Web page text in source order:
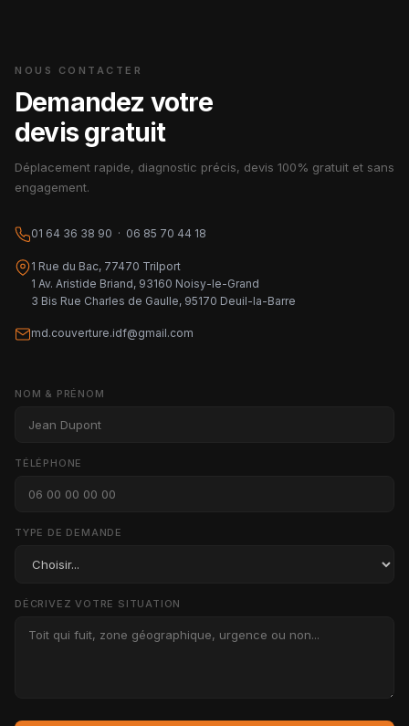
NOUS CONTACTER
Demandez votre
devis gratuit
Déplacement rapide, diagnostic précis, devis 100% gratuit et sans
engagement.
01 64 36 38 90 · 06 85 70 44 18
1 Rue du Bac, 77470 Trilport
1 Av. Aristide Briand, 93160 Noisy-le-Grand
3 Bis Rue Charles de Gaulle, 95170 Deuil-la-Barre
md.couverture.idf@gmail.com
NOM & PRÉNOM
TÉLÉPHONE
TYPE DE DEMANDE
DÉCRIVEZ VOTRE SITUATION